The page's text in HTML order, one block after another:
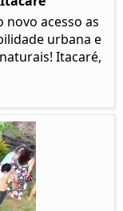
novo acesso as
urbana e
Itacaré,